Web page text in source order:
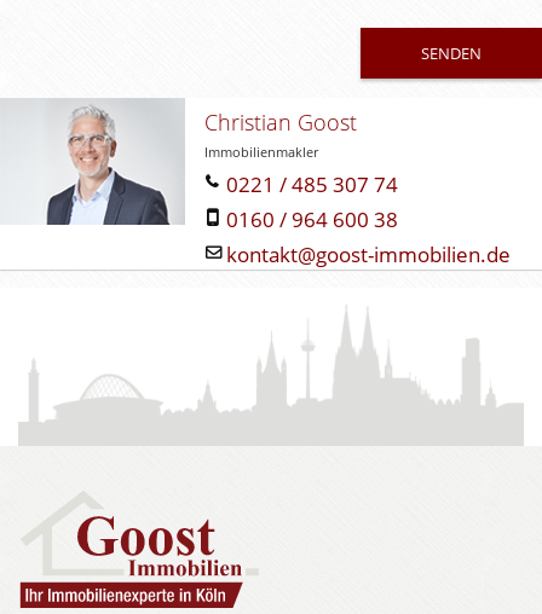
Christian Goost
Immobilienmakler
0221 / 485 307 74
0160 / 964 600 38
kontakt@goost-immobilien.de